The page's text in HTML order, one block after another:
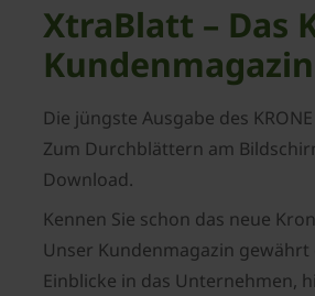
XtraBlatt – Das
Kundenmagazin
Die jüngste Ausgabe des
Zum Durchblättern am
Download.
Kennen Sie schon das neue
Unser Kundenmagazin gewährt
Einblicke in das Unternehmen,